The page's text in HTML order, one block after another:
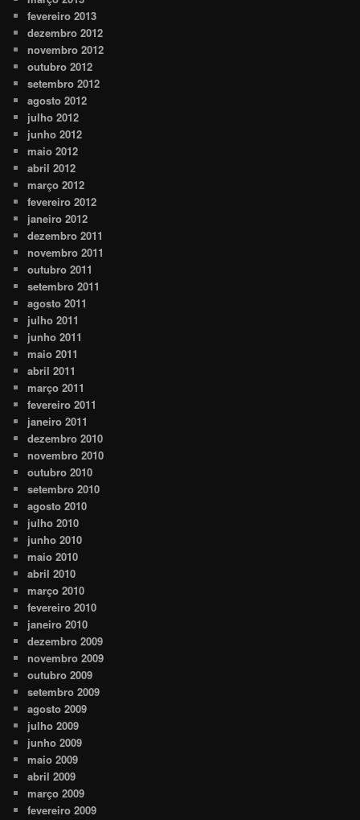
fevereiro 2013
dezembro 2012
novembro 2012
outubro 2012
setembro 2012
agosto 2012
julho 2012
junho 2012
maio 2012
abril 2012
março 2012
fevereiro 2012
janeiro 2012
dezembro 2011
novembro 2011
outubro 2011
setembro 2011
agosto 2011
julho 2011
junho 2011
maio 2011
abril 2011
março 2011
fevereiro 2011
janeiro 2011
dezembro 2010
novembro 2010
outubro 2010
setembro 2010
agosto 2010
julho 2010
junho 2010
maio 2010
abril 2010
março 2010
fevereiro 2010
janeiro 2010
dezembro 2009
novembro 2009
outubro 2009
setembro 2009
agosto 2009
julho 2009
junho 2009
maio 2009
abril 2009
março 2009
fevereiro 2009